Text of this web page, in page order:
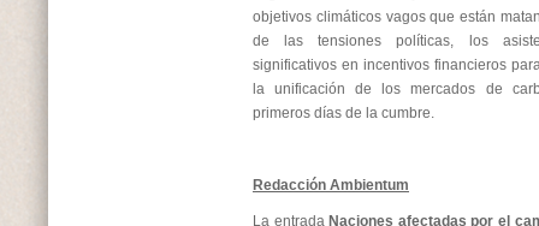
objetivos climáticos vagos que están
de las tensiones políticas, los
significativos en incentivos financieros
la unificación de los mercados de
primeros días de la cumbre.
Redacción Ambientum
La entrada Naciones afectadas por el